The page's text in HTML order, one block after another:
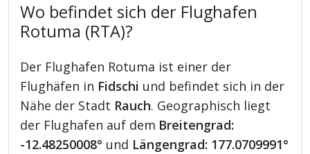
Wo befindet sich der Flughafen
Rotuma (RTA)?
Der Flughafen Rotuma ist einer der
Flughäfen in Fidschi und befindet sich in der
Nähe der Stadt Rauch. Geographisch liegt
der Flughafen auf dem Breitengrad:
-12.48250008° und Längengrad: 177.0709991°